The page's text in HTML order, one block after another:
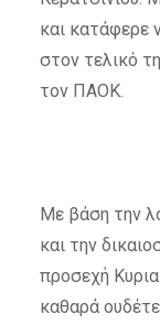
και κατάφερε
στον τελικό
τον ΠΑΟΚ.
Με βάση την
και την
προσεχή
καθαρά